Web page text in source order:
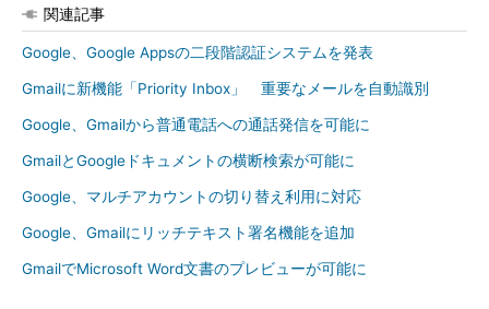
関連記事
Google、Google Appsの二段階認証システムを発表
Gmailに新機能「Priority Inbox」 重要なメールを自動識別
Google、Gmailから普通電話への通話発信を可能に
GmailとGoogleドキュメントの横断検索が可能に
Google、マルチアカウントの切り替え利用に対応
Google、Gmailにリッチテキスト署名機能を追加
GmailでMicrosoft Word文書のプレビューが可能に